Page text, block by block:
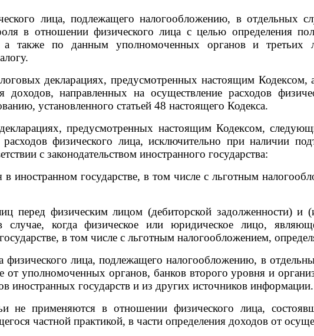
лица, подлежащего налогообложению, в отдельных
в отношении физического лица с целью определения
а также по данным уполномоченных органов и третьих
декларациях, предусмотренных настоящим Кодексом,
направленных на осуществление расходов
установленного статьей 48 настоящего Кодекса.
предусмотренных настоящим Кодексом,
расходов физического лица, исключительно при наличии
с законодательством иностранного государства:
государстве, в том числе с льготным
перед физическим лицом (дебиторской задолженности) и
в случае, когда физическое или юридическое лицо,
в том числе с льготным налогообложением,
лица, подлежащего налогообложению, в
от уполномоченных органов, банков второго уровня и
иностранных государств и из других источников информации.
применяются в отношении физического лица,
частной практикой, в части определения доходов от